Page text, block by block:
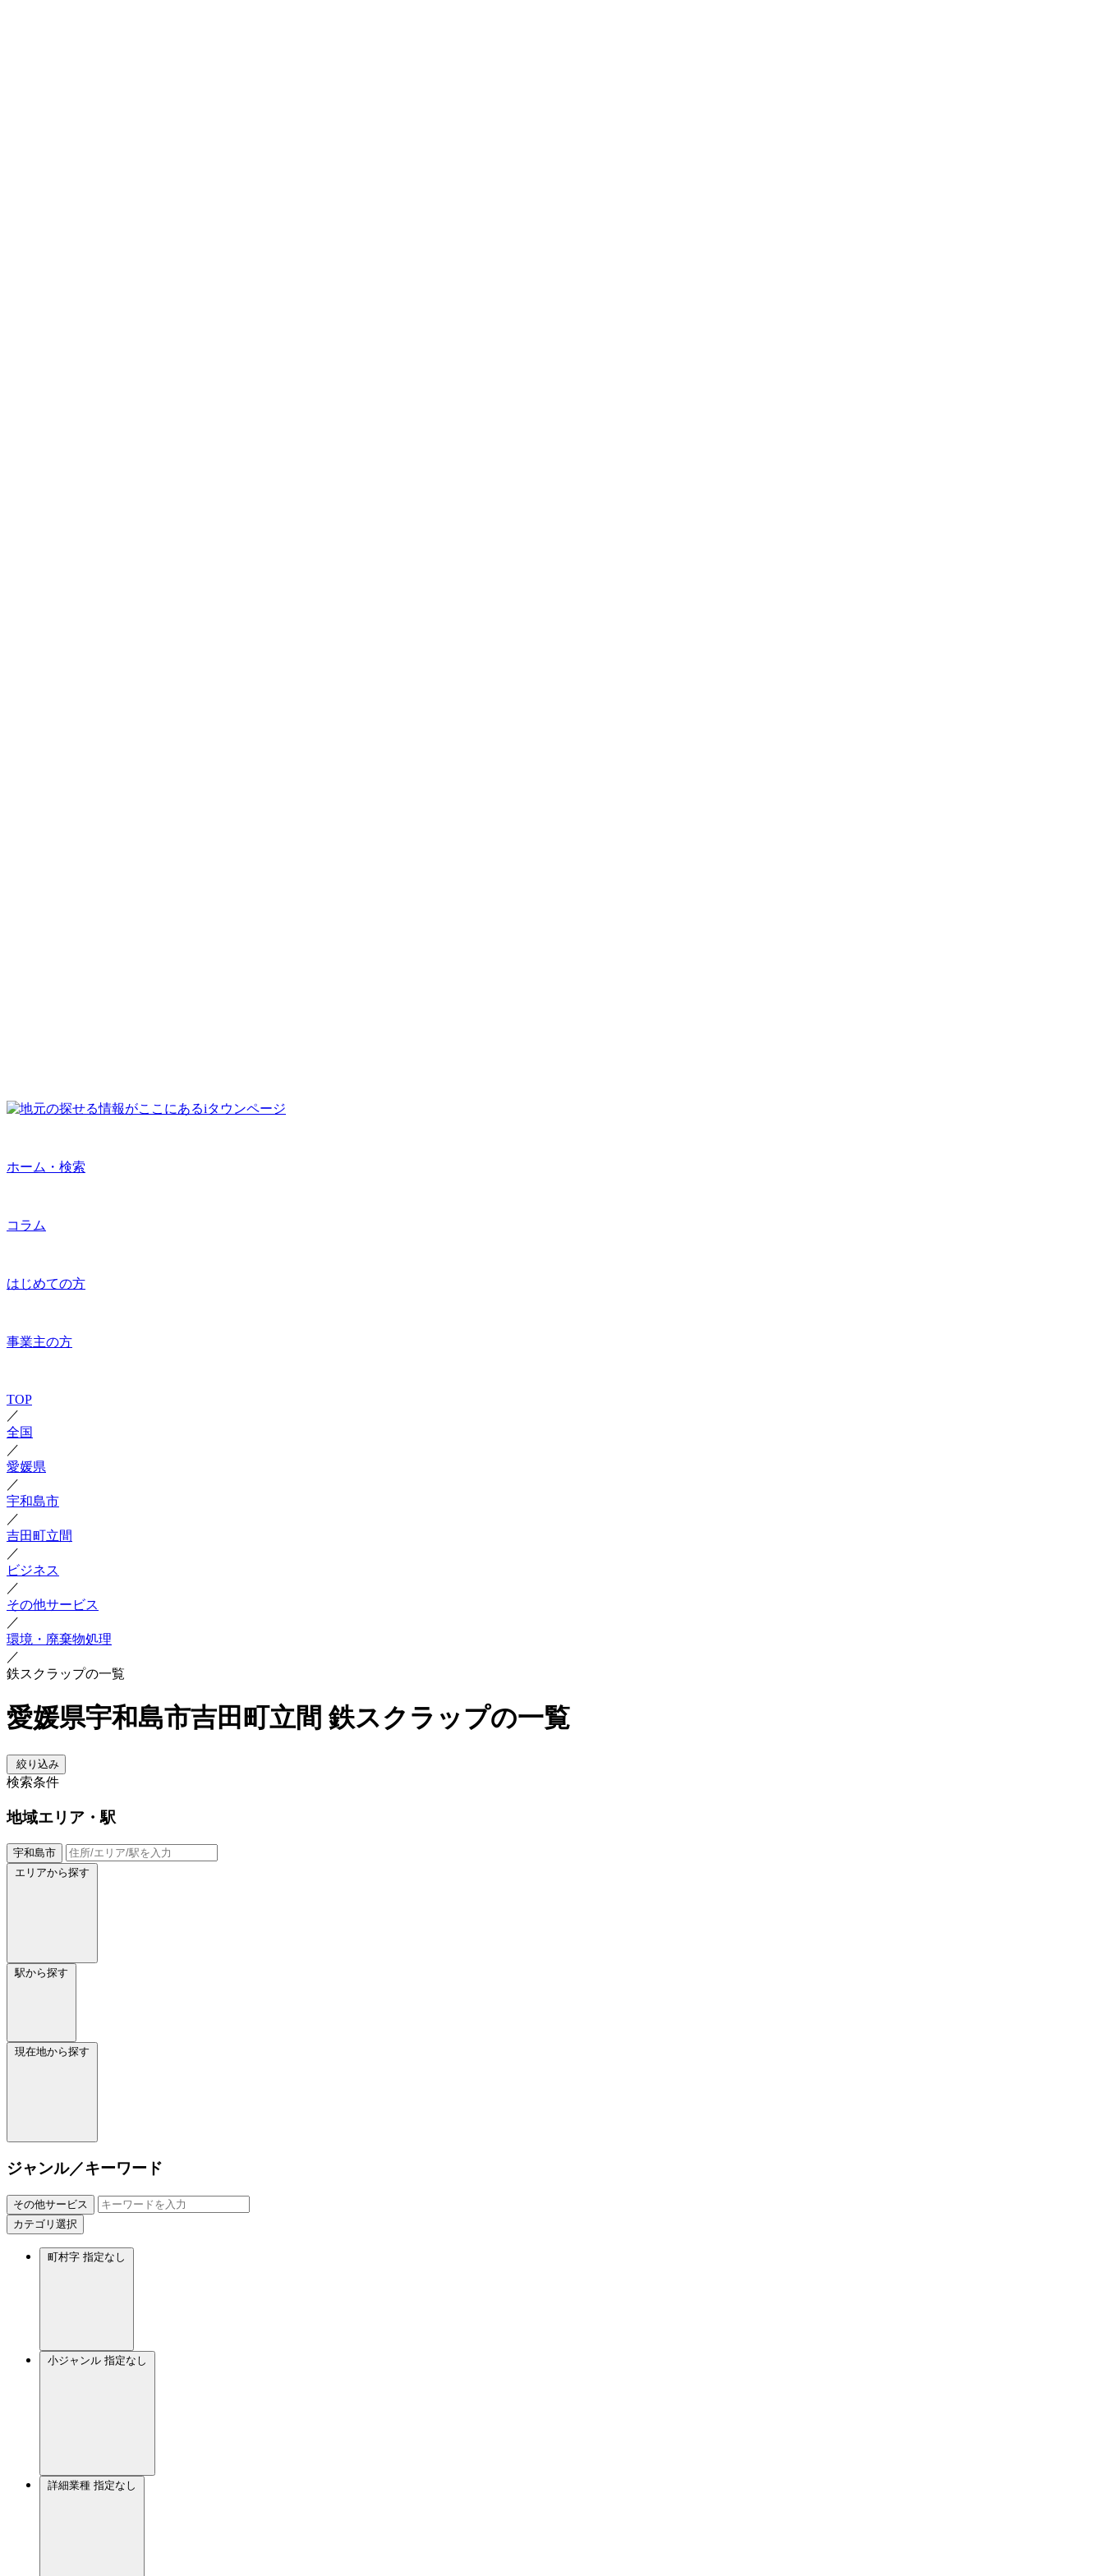
ホーム・検索
コラム
はじめての方
事業主の方
TOP
／
全国
／
愛媛県
／
宇和島市
／
吉田町立間
／
ビジネス
／
その他サービス
／
環境・廃棄物処理
／
鉄スクラップの一覧
愛媛県宇和島市吉田町立間 鉄スクラップの一覧
絞り込み
検索条件
地域エリア・駅
宇和島市
エリアから探す
駅から探す
現在地から探す
ジャンル／キーワード
その他サービス
カテゴリ選択
町村字 指定なし
小ジャンル 指定なし
詳細業種 指定なし